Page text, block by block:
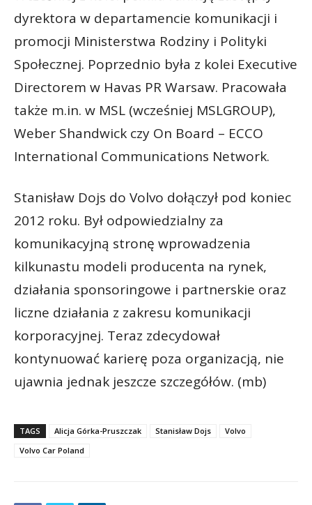
dyrektora w departamencie komunikacji i
promocji Ministerstwa Rodziny i Polityki
Społecznej. Poprzednio była z kolei Executive
Directorem w Havas PR Warsaw. Pracowała
także m.in. w MSL (wcześniej MSLGROUP),
Weber Shandwick czy On Board – ECCO
International Communications Network.
Stanisław Dojs do Volvo dołączył pod koniec
2012 roku. Był odpowiedzialny za
komunikacyjną stronę wprowadzenia
kilkunastu modeli producenta na rynek,
działania sponsoringowe i partnerskie oraz
liczne działania z zakresu komunikacji
korporacyjnej. Teraz zdecydował
kontynuować karierę poza organizacją, nie
ujawnia jednak jeszcze szczegółów. (mb)
TAGS Alicja Górka-Pruszczak Stanisław Dojs
Volvo
Volvo Car Poland